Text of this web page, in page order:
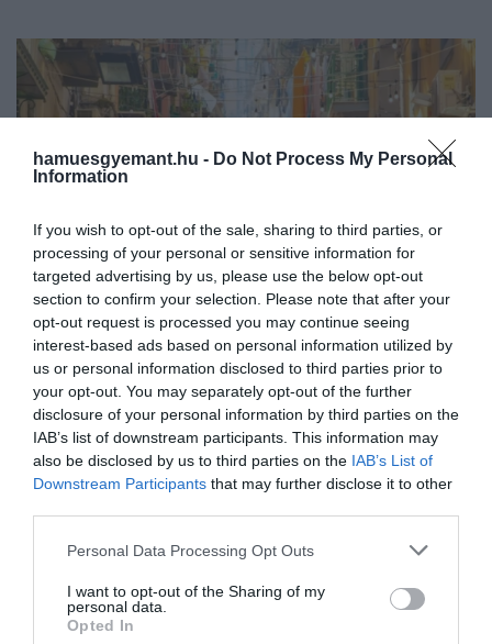
hamuesgyemant.hu - Do Not Process My Personal
Information
If you wish to opt-out of the sale, sharing to third parties, or
processing of your personal or sensitive information for
targeted advertising by us, please use the below opt-out
section to confirm your selection. Please note that after your
opt-out request is processed you may continue seeing
interest-based ads based on personal information utilized by
us or personal information disclosed to third parties prior to
your opt-out. You may separately opt-out of the further
disclosure of your personal information by third parties on the
IAB’s list of downstream participants. This information may
also be disclosed by us to third parties on the IAB’s List of
Downstream Participants that may further disclose it to other
Please note that this website/app uses one or more Google
not limited to your visit or usage behaviour. You may click to
grant or deny consent to Google and its third-party tags to
use your data for below specified purposes in below Google
Personal Data Processing Opt Outs
I want to opt-out of the Sharing of my
personal data.
Opted In
Ha Olaszország gyönyörű városaira
jellegzetes tégla- és kőépületek, szűk
hangulatos kávézókkal és cserepes
növényekkel díszített terek – jutnak
2025. JÚLIUS 27. ● HAMU ÉS GYÉMÁNT
Elképesztően gyönyörű vagy
élhetetlenül piszkos?